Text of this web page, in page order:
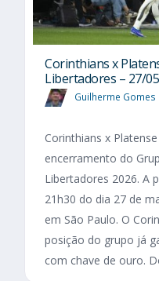
Corinthians x
Libertadores – 27/05
Guilherme Gomes
Corinthians x
encerramento do
Libertadores 2026. A
21h30 do dia 27 de
em São Paulo. O
posição do grupo já
com chave de ouro.